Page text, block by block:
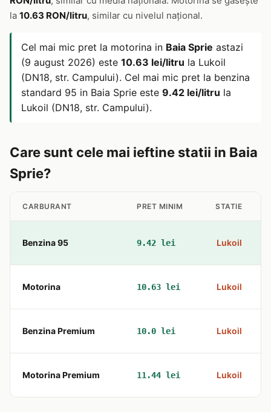
la 10.63 RON/litru, similar cu nivelul național.
Cel mai mic pret la motorina in Baia Sprie astazi
(9 august 2026) este 10.63 lei/litru la Lukoil
(DN18, str. Campului). Cel mai mic pret la benzina
standard 95 in Baia Sprie este 9.42 lei/litru la
Lukoil (DN18, str. Campului).
Care sunt cele mai ieftine statii in Baia
Sprie?
CARBURANT PRET MINIM STATIE
Benzina 95 9.42 lei Lukoil
Motorina 10.63 lei Lukoil
Benzina Premium 10.0 lei Lukoil
Motorina Premium 11.44 lei Lukoil